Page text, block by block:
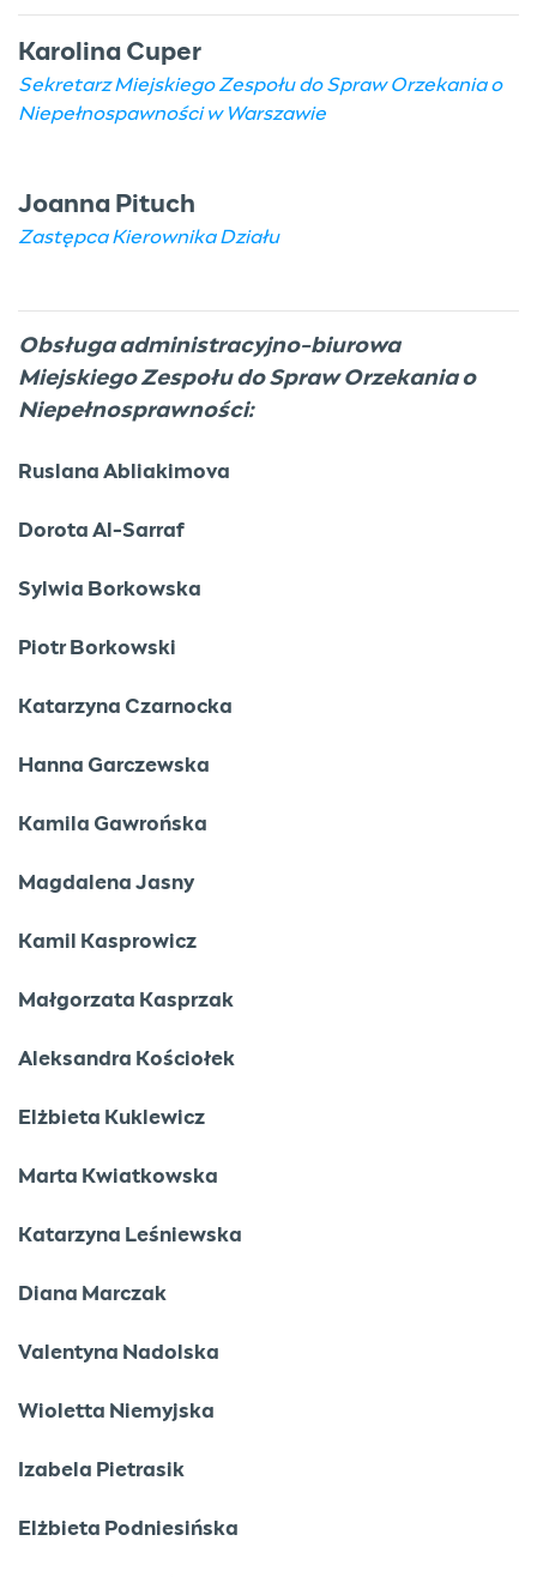
Karolina Cuper
Sekretarz Miejskiego Zespołu do Spraw Orzekania o
Niepełnospawności w Warszawie
Joanna Pituch
Zastępca Kierownika Działu
Obsługa administracyjno-biurowa
Miejskiego Zespołu do Spraw Orzekania o
Niepełnosprawności:
Ruslana Abliakimova
Dorota Al-Sarraf
Sylwia Borkowska
Piotr Borkowski
Katarzyna Czarnocka
Hanna Garczewska
Kamila Gawrońska
Magdalena Jasny
Kamil Kasprowicz
Małgorzata Kasprzak
Aleksandra Kościołek
Elżbieta Kuklewicz
Marta Kwiatkowska
Katarzyna Leśniewska
Diana Marczak
Valentyna Nadolska
Wioletta Niemyjska
Izabela Pietrasik
Elżbieta Podniesińska